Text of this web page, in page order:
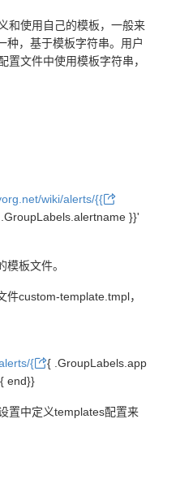
和使用自己的模板，一般来
种，基于模板字符串。用户
文件中使用模板字符串，
wiki/alerts/{{
}}'
板文件。
件custom-template.tmpl，
{
{ .GroupLabels.app
end}}
置中定义templates配置来